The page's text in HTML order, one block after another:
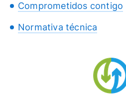
Comprometidos contigo
Normativa técnica